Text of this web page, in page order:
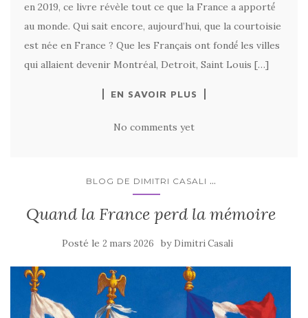
en 2019, ce livre révèle tout ce que la France a apporté́
au monde. Qui sait encore, aujourd’hui, que la courtoisie
est née en France ? Que les Français ont fondé́ les villes
qui allaient devenir Montréal, Detroit, Saint Louis […]
EN SAVOIR PLUS
No comments yet
BLOG DE DIMITRI CASALI ...
Quand la France perd la mémoire
Posté le 2 mars 2026 by Dimitri Casali